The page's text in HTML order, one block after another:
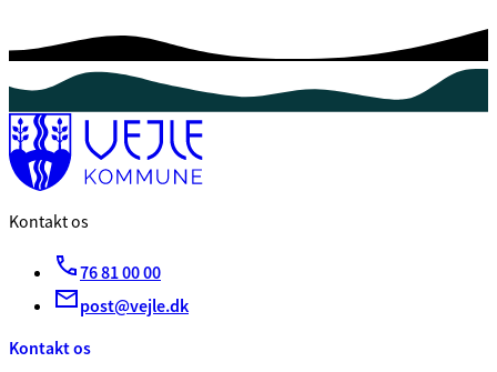
Kontakt os
76 81 00 00
post@vejle.dk
Kontakt os